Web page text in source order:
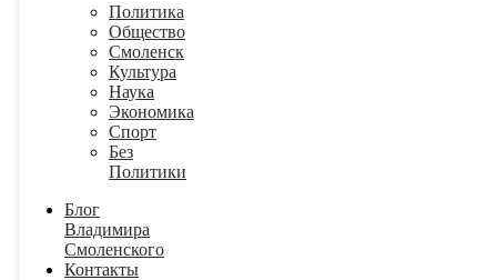
Политика
Общество
Смоленск
Культура
Наука
Экономика
Спорт
Без
Политики
Блог
Владимира
Смоленского
Контакты